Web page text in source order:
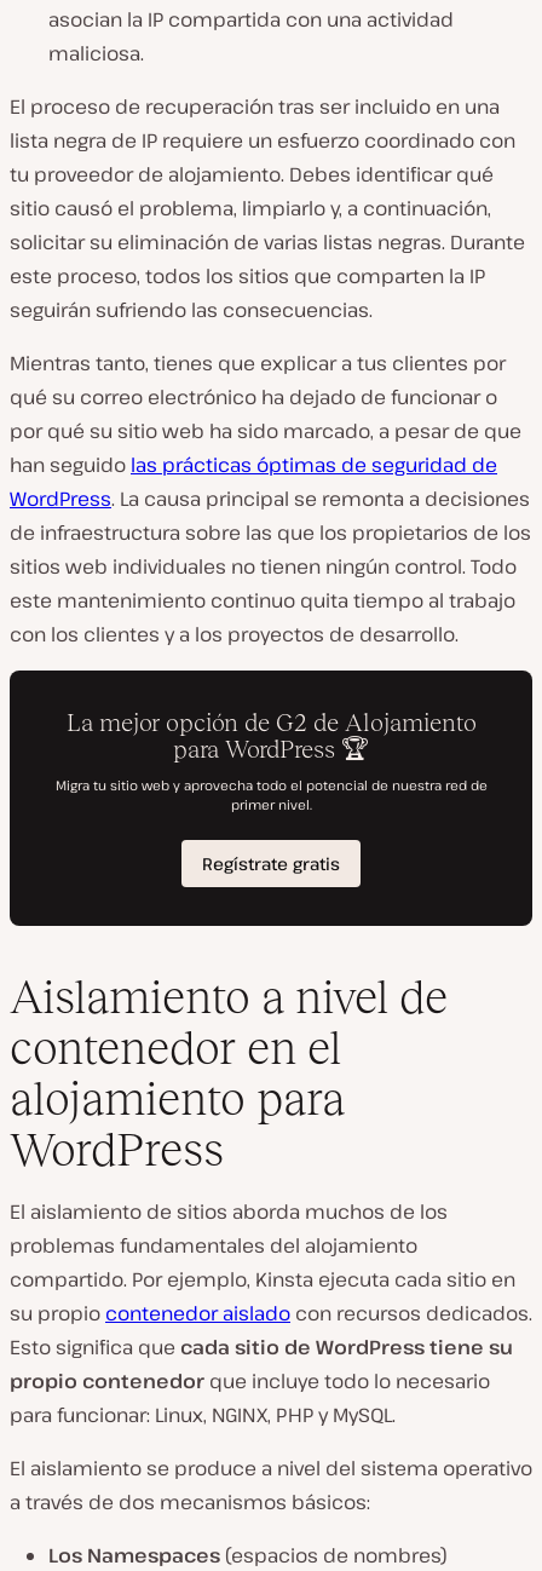
asocian la IP compartida con una actividad
maliciosa.
El proceso de recuperación tras ser incluido en una
lista negra de IP requiere un esfuerzo coordinado con
tu proveedor de alojamiento. Debes identificar qué
sitio causó el problema, limpiarlo y, a continuación,
solicitar su eliminación de varias listas negras. Durante
este proceso, todos los sitios que comparten la IP
seguirán sufriendo las consecuencias.
Mientras tanto, tienes que explicar a tus clientes por
qué su correo electrónico ha dejado de funcionar o
por qué su sitio web ha sido marcado, a pesar de que
han seguido las prácticas óptimas de seguridad de
WordPress. La causa principal se remonta a decisiones
de infraestructura sobre las que los propietarios de los
sitios web individuales no tienen ningún control. Todo
este mantenimiento continuo quita tiempo al trabajo
con los clientes y a los proyectos de desarrollo.
Aislamiento a nivel de
contenedor en el
alojamiento para
WordPress
El aislamiento de sitios aborda muchos de los
problemas fundamentales del alojamiento
compartido. Por ejemplo, Kinsta ejecuta cada sitio en
su propio contenedor aislado con recursos dedicados.
Esto significa que cada sitio de WordPress tiene su
propio contenedor que incluye todo lo necesario
para funcionar: Linux, NGINX, PHP y MySQL.
El aislamiento se produce a nivel del sistema operativo
a través de dos mecanismos básicos:
Los Namespaces (espacios de nombres)